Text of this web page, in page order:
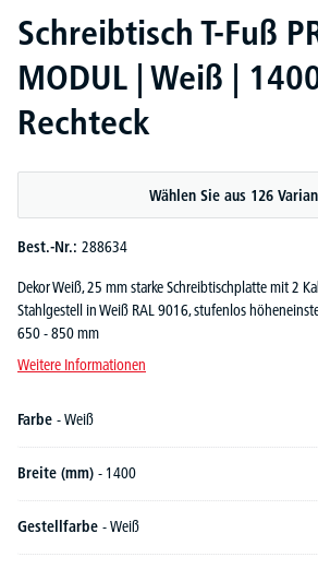
Schreibtisch T-Fuß
MODUL | Weiß |
Rechteck
Wählen Sie aus 126
Best.-Nr.: 288634
Dekor Weiß, 25 mm starke Schreibtischplatte mit 2
Stahlgestell in Weiß RAL 9016, stufenlos
650 - 850 mm
Weitere Informationen
Farbe - Weiß
Breite (mm) - 1400
Gestellfarbe - Weiß